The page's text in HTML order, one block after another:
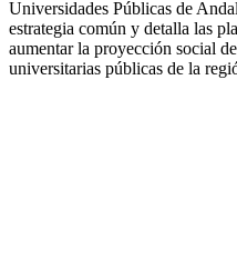
Universidades Públicas de
estrategia común y detalla las
aumentar la proyección social
universitarias públicas de la